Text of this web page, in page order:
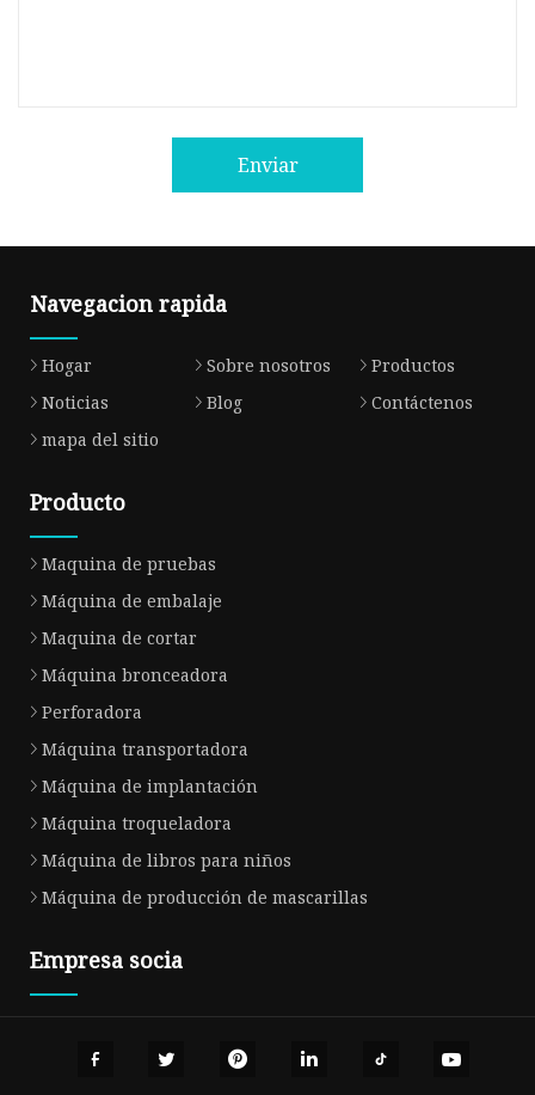
Enviar
Navegacion rapida
Hogar Sobre nosotros
Productos
Noticias
Blog
Contáctenos
mapa del sitio
Producto
Maquina de pruebas
Máquina de embalaje
Maquina de cortar
Máquina bronceadora
Perforadora
Máquina transportadora
Máquina de implantación
Máquina troqueladora
Máquina de libros para niños
Máquina de producción de mascarillas
Empresa socia